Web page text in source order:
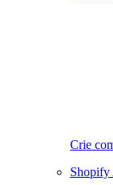
Crie
Shopify